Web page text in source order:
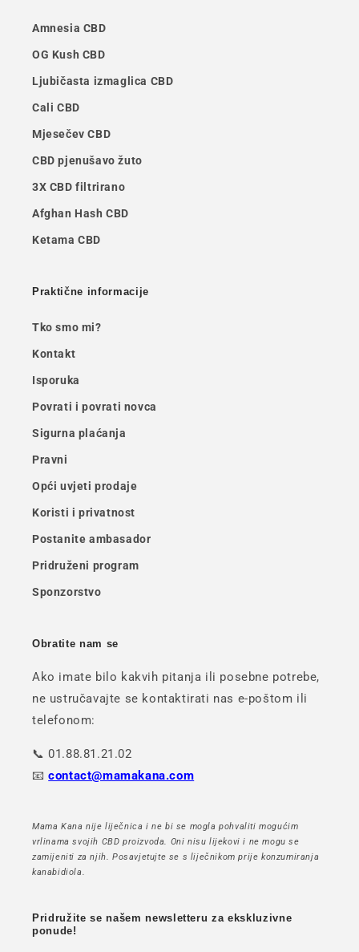
Amnesia CBD
OG Kush CBD
Ljubičasta izmaglica CBD
Cali CBD
Mjesečev CBD
CBD pjenušavo žuto
3X CBD filtrirano
Afghan Hash CBD
Ketama CBD
Praktične informacije
Tko smo mi?
Kontakt
Isporuka
Povrati i povrati novca
Sigurna plaćanja
Pravni
Opći uvjeti prodaje
Koristi i privatnost
Postanite ambasador
Pridruženi program
Sponzorstvo
Obratite nam se
Ako imate bilo kakvih pitanja ili posebne potrebe,
ne ustručavajte se kontaktirati nas e-poštom ili
telefonom:
📞 01.88.81.21.02
📧contact@mamakana.com
Mama Kana nije liječnica i ne bi se mogla pohvaliti mogućim
vrlinama svojih CBD proizvoda. Oni nisu lijekovi i ne mogu se
zamijeniti za njih. Posavjetujte se s liječnikom prije konzumiranja
kanabidiola.
Pridružite se našem newsletteru za ekskluzivne
ponude!